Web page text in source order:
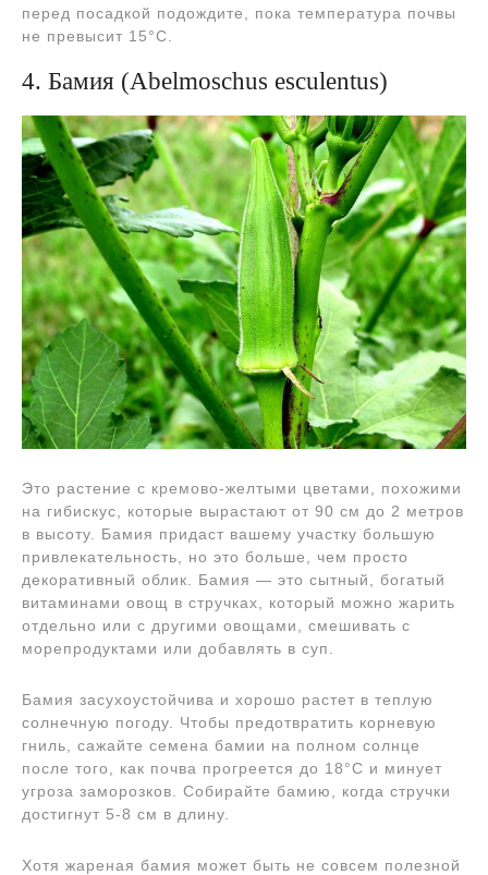
перед посадкой подождите, пока температура почвы
не превысит 15°С.
4. Бамия (Abelmoschus esculentus)
Это растение с кремово-желтыми цветами, похожими
на гибискус, которые вырастают от 90 см до 2 метров
в высоту. Бамия придаст вашему участку большую
привлекательность, но это больше, чем просто
декоративный облик. Бамия — это сытный, богатый
витаминами овощ в стручках, который можно жарить
отдельно или с другими овощами, смешивать с
морепродуктами или добавлять в суп.
Бамия засухоустойчива и хорошо растет в теплую
солнечную погоду. Чтобы предотвратить корневую
гниль, сажайте семена бамии на полном солнце
после того, как почва прогреется до 18°С и минует
угроза заморозков. Собирайте бамию, когда стручки
достигнут 5-8 см в длину.
Хотя жареная бамия может быть не совсем полезной